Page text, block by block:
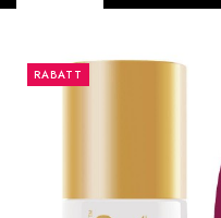
RABATT